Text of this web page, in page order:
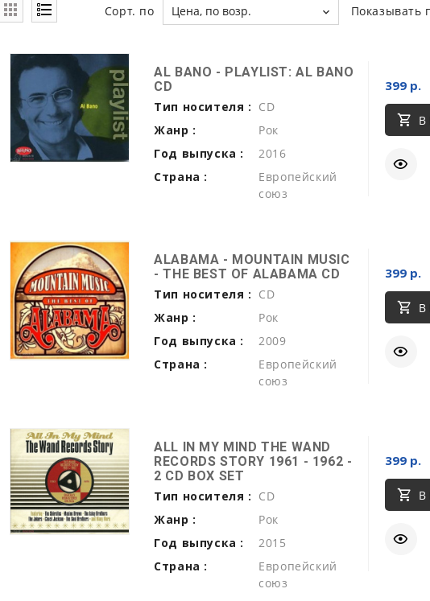
Сорт. по Цена, по возр. Показывать
AL BANO - PLAYLIST: AL BANO
CD
Тип носителя : CD
Жанр :
Рок
Год выпуска :
2016
Страна :
Европейский
союз
399 р.
В
ALABAMA - MOUNTAIN MUSIC
- THE BEST OF ALABAMA CD
Тип носителя : CD
Жанр :
Рок
Год выпуска :
2009
Страна :
Европейский
союз
399 р.
В
ALL IN MY MIND THE WAND
RECORDS STORY 1961 - 1962 -
2 CD BOX SET
Тип носителя : CD
Жанр :
Рок
Год выпуска :
2015
Страна :
Европейский
союз
399 р.
В